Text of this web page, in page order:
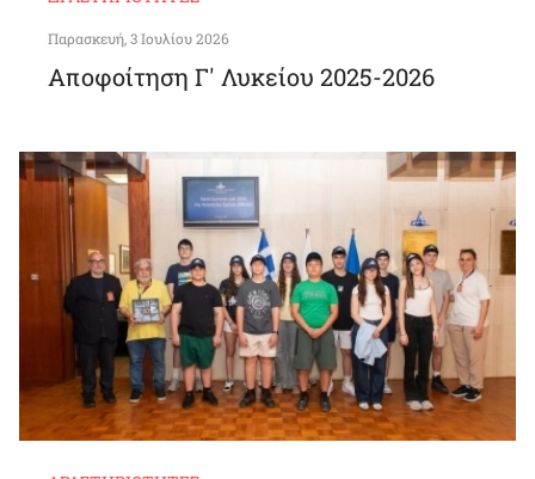
Παρασκευή, 3 Ιουλίου 2026
Αποφοίτηση Γ' Λυκείου 2025-2026